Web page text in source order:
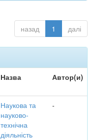
назад 1 далі
Назва Автор(и)
Наукова та
науково-
технічна
діяльність
-